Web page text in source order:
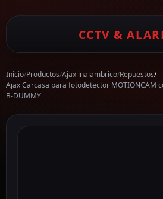
CCTV &
Inicio/Productos/Ajax inalambrico/Repuestos/
Ajax Carcasa para fotodetector MOTIONCAM
B-DUMMY